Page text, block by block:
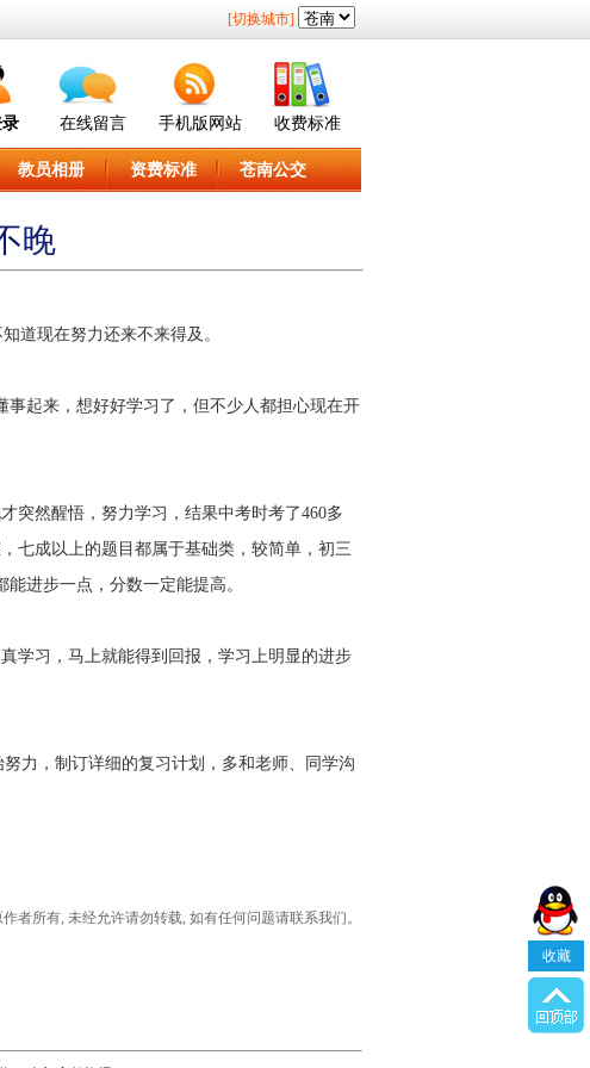
[切换城市]
在线留言 手机版网站 收费标准
收藏
教员相册 资费标准 苍南公交
晚
道现在努力还来不来得及。
起来，想好好学习了，但不少人都担心现在开
然醒悟，努力学习，结果中考时考了460多
七成以上的题目都属于基础类，较简单，初三
进步一点，分数一定能提高。
习，马上就能得到回报，学习上明显的进步
力，制订详细的复习计划，多和老师、同学沟
者所有, 未经允许请勿转载, 如有任何问题请联系我们。